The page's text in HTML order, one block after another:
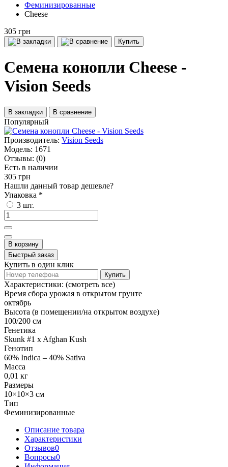
Феминизированные
Cheese
305 грн
Купить
Семена конопли Cheese -
Vision Seeds
В закладки В сравнение
Популярный
Производитель: Vision Seeds
Модель: 1671
Отзывы: (0)
Есть в наличии
305 грн
Нашли данный товар дешевле?
Упаковка *
3 шт.
В корзину
Быстрый заказ
Купить в один клик
Купить
Характеристики: (смотреть все)
Время сбора урожая в открытом грунте
октябрь
Высота (в помещении/на открытом воздухе)
100/200 см
Генетика
Skunk #1 x Afghan Kush
Генотип
60% Indica – 40% Sativa
Масса
0,01 кг
Размеры
10×10×3 см
Тип
Феминизированные
Описание товара
Характеристики
Отзывов0
Вопросы0